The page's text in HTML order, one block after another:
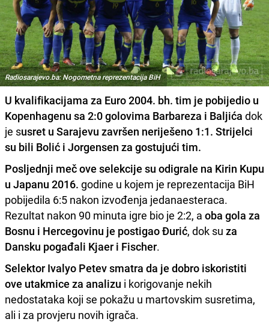
Radiosarajevo.ba: Nogometna reprezentacija BiH
U kvalifikacijama za Euro 2004. bh. tim je pobijedio u
Kopenhagenu sa 2:0 golovima Barbareza i Baljića dok
je susret u Sarajevu završen neriješeno 1:1. Strijelci
su bili Bolić i Jorgensen za gostujući tim.
Posljednji meč ove selekcije su odigrale na Kirin Kupu
u Japanu 2016. godine u kojem je reprezentacija BiH
pobijedila 6:5 nakon izvođenja jedanaesteraca.
Rezultat nakon 90 minuta igre bio je 2:2, a oba gola za
Bosnu i Hercegovinu je postigao Đurić, dok su za
Dansku pogađali Kjaer i Fischer.
Selektor Ivalyo Petev smatra da je dobro iskoristiti
ove utakmice za analizu i korigovanje nekih
nedostataka koji se pokažu u martovskim susretima,
ali i za provjeru novih igrača.